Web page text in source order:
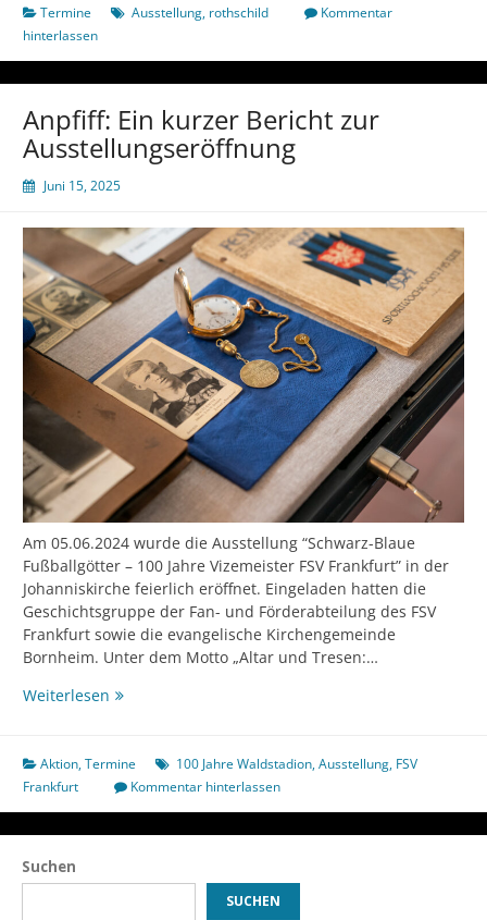
Frankfurter
das
Leben
Dr.
David
Termine Ausstellung, rothschild
Kommentar
hinterlassen
Anpfiff: Ein kurzer Bericht zur
Ausstellungseröffnung
Juni 15, 2025
Am 05.06.2024 wurde die Ausstellung “Schwarz-Blaue
Fußballgötter – 100 Jahre Vizemeister FSV Frankfurt” in der
Johanniskirche feierlich eröffnet. Eingeladen hatten die
Geschichtsgruppe der Fan- und Förderabteilung des FSV
Frankfurt sowie die evangelische Kirchengemeinde
Bornheim. Unter dem Motto „Altar und Tresen:…
Weiterlesen Anpfiff:
Bericht
zur
Ausstellungseröffnung
Aktion,Termine 100 Jahre Waldstadion,Ausstellung, FSV
Frankfurt
Kommentar hinterlassen
Suchen
SUCHEN